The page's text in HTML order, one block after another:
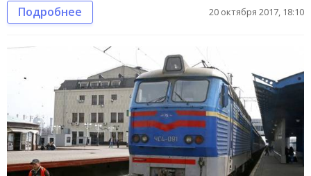
Подробнее 20 октября 2017, 18:10